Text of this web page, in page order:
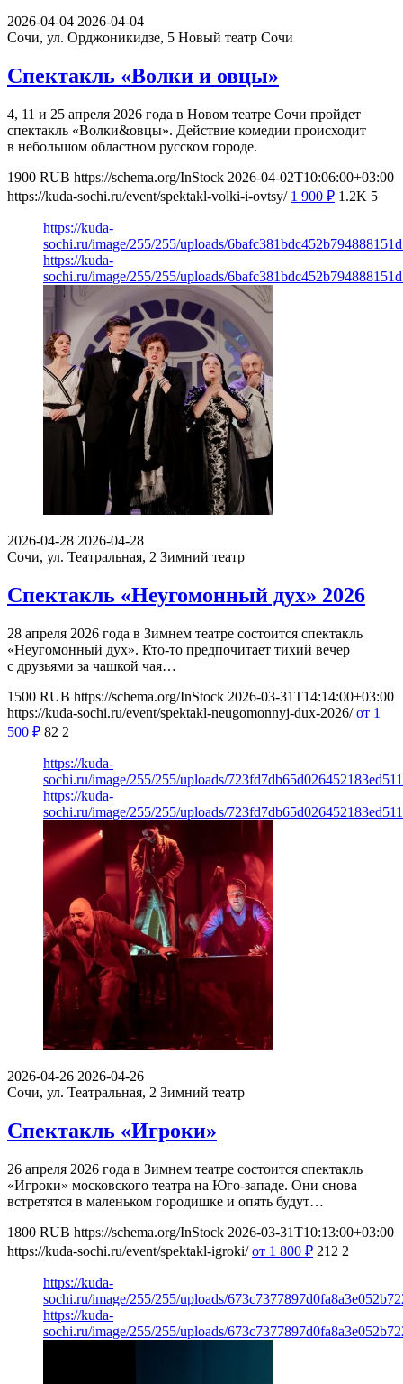
2026-04-04 2026-04-04
Сочи, ул. Орджоникидзе, 5 Новый театр Сочи
Спектакль «Волки и овцы»
4, 11 и 25 апреля 2026 года в Новом театре Сочи пройдет
спектакль «Волки&овцы». Действие комедии происходит
в небольшом областном русском городе.
1900 RUB https://schema.org/InStock 2026-04-02T10:06:00+03:00
https://kuda-sochi.ru/event/spektakl-volki-i-ovtsy/ 1 900 ₽ 1.2K 5
https://kuda-
sochi.ru/image/255/255/uploads/
https://kuda-
sochi.ru/image/255/255/uploads/
2026-04-28 2026-04-28
Сочи, ул. Театральная, 2 Зимний театр
Спектакль «Неугомонный дух» 2026
28 апреля 2026 года в Зимнем театре состоится спектакль
«Неугомонный дух». Кто-то предпочитает тихий вечер
с друзьями за чашкой чая…
1500 RUB https://schema.org/InStock 2026-03-31T14:14:00+03:00
https://kuda-sochi.ru/event/spektakl-neugomonnyj-dux-2026/ от 1
500 ₽ 82 2
https://kuda-
sochi.ru/image/255/255/uploads/
https://kuda-
sochi.ru/image/255/255/uploads/
2026-04-26 2026-04-26
Сочи, ул. Театральная, 2 Зимний театр
Спектакль «Игроки»
26 апреля 2026 года в Зимнем театре состоится спектакль
«Игроки» московского театра на Юго-западе. Они снова
встретятся в маленьком городишке и опять будут…
1800 RUB https://schema.org/InStock 2026-03-31T10:13:00+03:00
https://kuda-sochi.ru/event/spektakl-igroki/ от 1 800 ₽ 212 2
https://kuda-
sochi.ru/image/255/255/uploads/
https://kuda-
sochi.ru/image/255/255/uploads/